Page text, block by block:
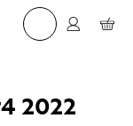
2022